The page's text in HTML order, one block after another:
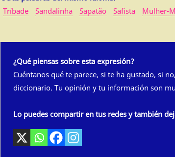
Tríbade
Sandalinha Sapatão Safista Mulher-
¿Qué piensas sobre esta expresión?
Cuéntanos qué te parece, si te ha gustado, si
diccionario. Tu opinión y tu información son
Lo puedes compartir en tus redes y también